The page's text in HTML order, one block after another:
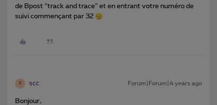
de Bpost “track and trace” et en entrant votre numéro de
suivi commençant par 32
S scc Forum|Forum|4 years ago
Bonjour,